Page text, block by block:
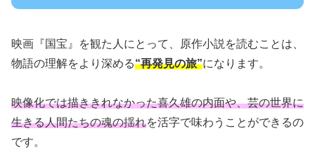
映画『国宝』を観た人にとって、原作小説を読むことは、
物語の理解をより深める“再発見の旅”になります。
映像化では描ききれなかった喜久雄の内面や、芸の世界に
生きる人間たちの魂の揺れを活字で味わうことができるの
です。